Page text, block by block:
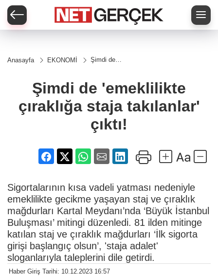
Anasayfa EKONOMİ
Şimdi de
staja
takılanlar'
Şimdi de 'emeklilikte
çıraklığa staja takılanlar'
çıktı!
Sigortalarının kısa vadeli yatması nedeniyle
emeklilikte gecikme yaşayan staj ve çıraklık
mağdurları Kartal Meydanı’nda ‘Büyük İstanbul
Buluşması’ mitingi düzenledi. 81 ilden mitinge
katılan staj ve çıraklık mağdurları ‘İlk sigorta
girişi başlangıç olsun’, 'staja adalet'
sloganlarıyla taleplerini dile getirdi.
Haber Giriş Tarihi: 10.12.2023 16:57